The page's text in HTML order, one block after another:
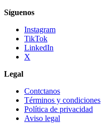
Síguenos
Instagram
TikTok
LinkedIn
X
Legal
Contctanos
Términos y condiciones
Política de privacidad
Aviso legal